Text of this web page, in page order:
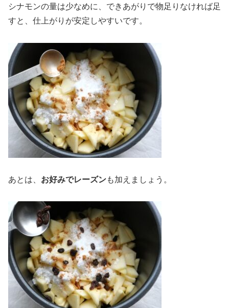
シナモンの量は少なめに、できあがりで物足りなければ足
すと、仕上がりが安定しやすいです。
あとは、 お好みでレーズンも加えましょう。